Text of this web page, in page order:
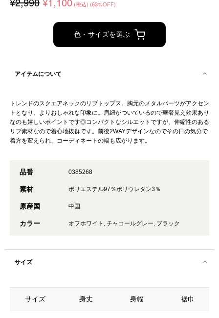
(税込) (63%OFF)
色・サイズを選ぶ
アイテムについて
トレンドのスクエアネックのリブトップス。胸元のメタルパーツがアクセン
トとなり、よりおしゃれな印象に。肩紐がついているので華奢見え効果あり
なのも嬉しいポイントです◎コンパクトなシルエットですが、伸縮性のある
リブ素材なので着心地抜群です。前後2WAYデザインなのでその日の気分で
着方を変えられ、コーディネートの幅も広がります。
品番 0385268
素材 ポリエステル97％ポリウレタン3％
原産国 中国
カラー オフホワイト, チャコールグレー, ブラック
サイズ
サイズ 身丈 身幅 裾巾